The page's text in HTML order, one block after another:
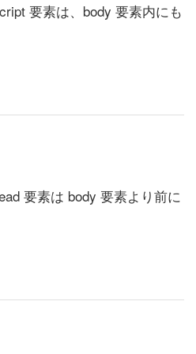
要素は、body 要素内にも
要素は body 要素より前に